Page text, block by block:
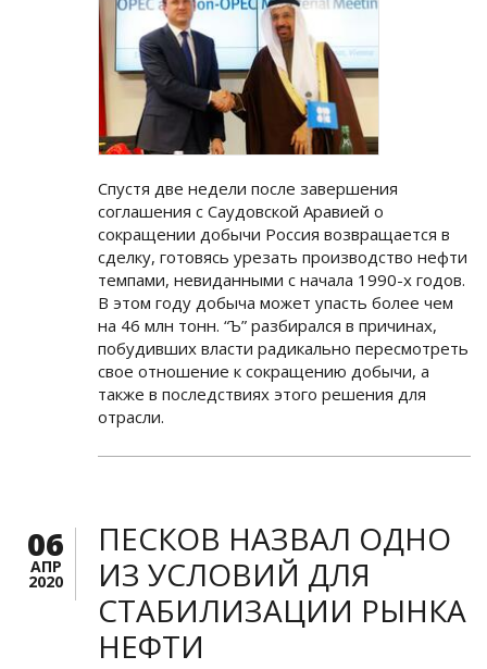
Спустя две недели после завершения
соглашения с Саудовской Аравией о
сокращении добычи Россия возвращается в
сделку, готовясь урезать производство нефти
темпами, невиданными с начала 1990-х годов.
В этом году добыча может упасть более чем
на 46 млн тонн. “Ъ” разбирался в причинах,
побудивших власти радикально пересмотреть
свое отношение к сокращению добычи, а
также в последствиях этого решения для
отрасли.
06
АПР
2020
ПЕСКОВ НАЗВАЛ ОДНО
ИЗ УСЛОВИЙ ДЛЯ
СТАБИЛИЗАЦИИ РЫНКА
НЕФТИ